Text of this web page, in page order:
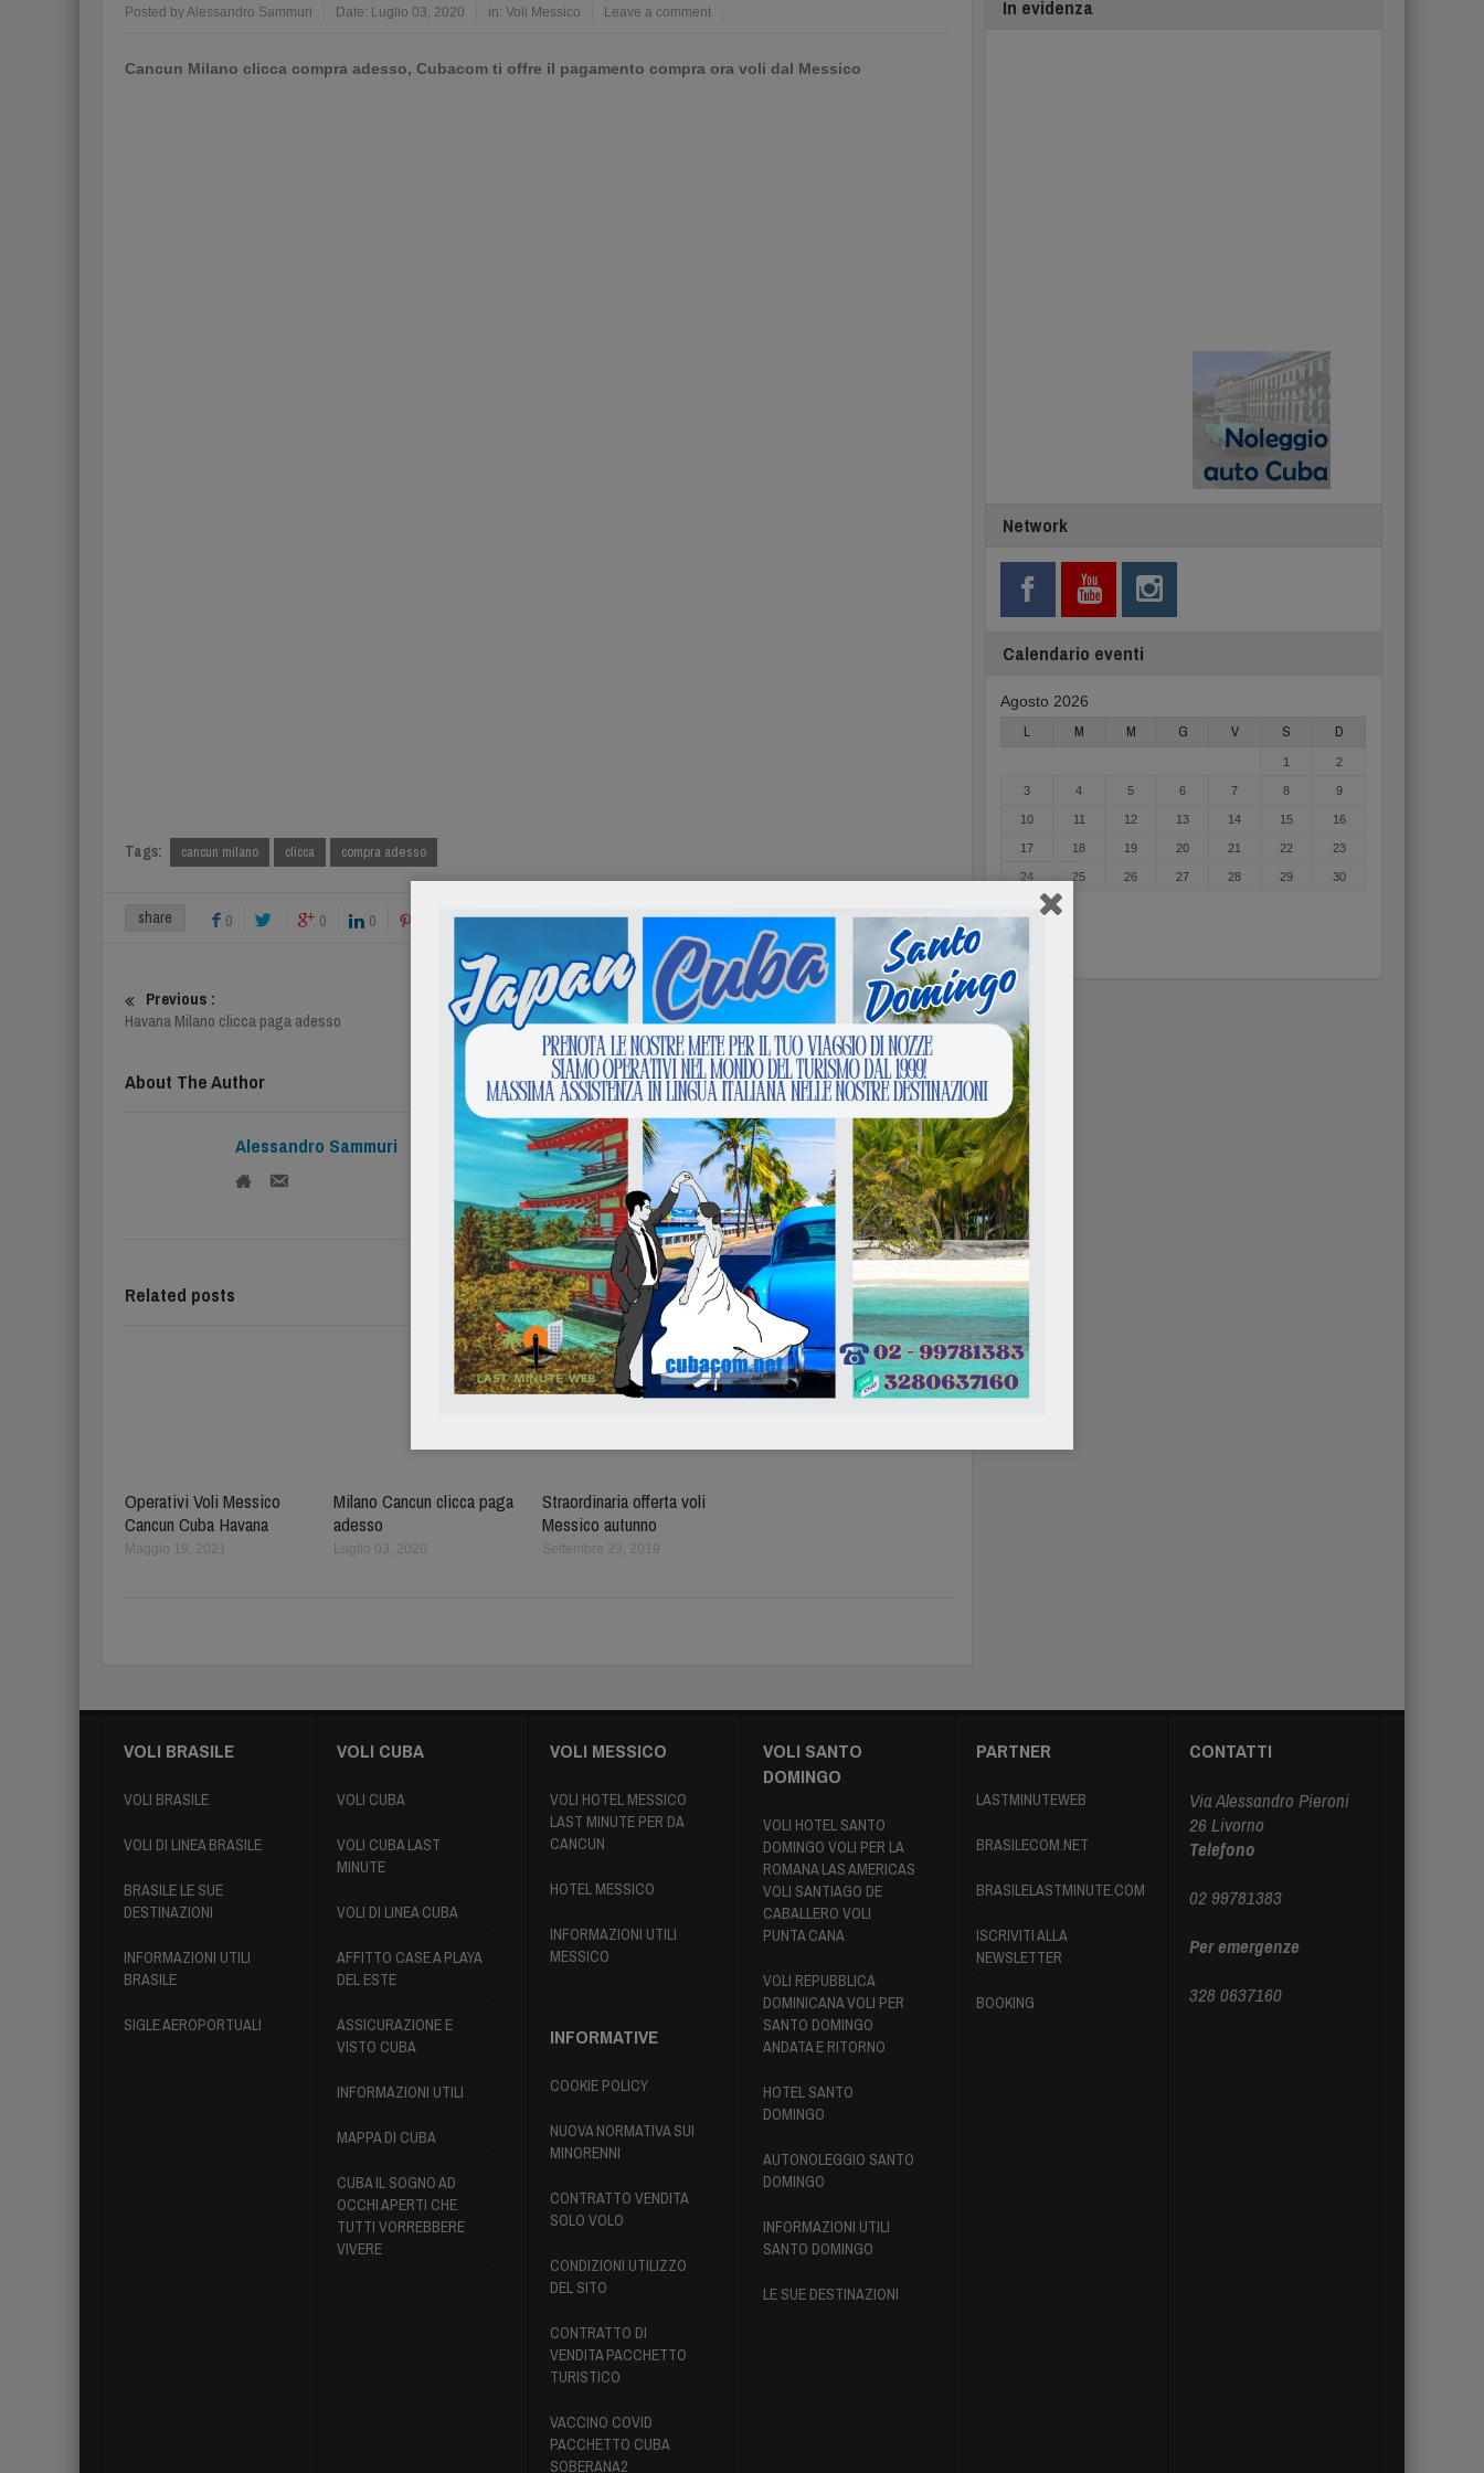
Posted byAlessandro Sammuri Date: Luglio 03, 2020 in: Voli Messico Leave a comment
Cancun Milano clicca compra adesso, Cubacom ti offre il pagamento compra ora voli dal Messico
Tags: cancun milano clicca compra adesso
share 0 0 0
Previous :
Havana Milano clicca paga adesso
Next :
La Romana Milano clicca paga adesso
About The Author
Alessandro Sammuri
Related posts
Operativi Voli Messico
Cancun Cuba Havana
Maggio 19, 2021
Milano Cancun clicca paga
adesso
Luglio 03, 2020
Straordinaria offerta voli
Messico autunno
Settembre 23, 2019
In evidenza
Network
Calendario eventi
Agosto 2026
L M M G V S D
1 2
3 4 5 6 7 8 9
10 11 12 13 14 15 16
17 18 19 20 21 22 23
24 25 26 27 28 29 30
« Mag
VOLI BRASILE
VOLI BRASILE
VOLI DI LINEA BRASILE
BRASILE LE SUE
DESTINAZIONI
INFORMAZIONI UTILI
BRASILE
SIGLE AEROPORTUALI
VOLI CUBA
VOLI CUBA
VOLI CUBA LAST
MINUTE
VOLI DI LINEA CUBA
AFFITTO CASE A PLAYA
DEL ESTE
ASSICURAZIONE E
VISTO CUBA
INFORMAZIONI UTILI
MAPPA DI CUBA
CUBA IL SOGNO AD
OCCHI APERTI CHE
TUTTI VORREBBERE
VIVERE
VOLI MESSICO
VOLI HOTEL MESSICO
LAST MINUTE PER DA
CANCUN
HOTEL MESSICO
INFORMAZIONI UTILI
MESSICO
INFORMATIVE
COOKIE POLICY
NUOVA NORMATIVA SUI
MINORENNI
CONTRATTO VENDITA
SOLO VOLO
CONDIZIONI UTILIZZO
DEL SITO
CONTRATTO DI
VENDITA PACCHETTO
TURISTICO
VACCINO COVID
PACCHETTO CUBA
SOBERANA2
VOLI SANTO
DOMINGO
VOLI HOTEL SANTO
DOMINGO VOLI PER LA
ROMANA LAS AMERICAS
VOLI SANTIAGO DE
CABALLERO VOLI
PUNTA CANA
VOLI REPUBBLICA
DOMINICANA VOLI PER
SANTO DOMINGO
ANDATA E RITORNO
HOTEL SANTO
DOMINGO
AUTONOLEGGIO SANTO
DOMINGO
INFORMAZIONI UTILI
SANTO DOMINGO
LE SUE DESTINAZIONI
PARTNER
LASTMINUTEWEB
BRASILECOM.NET
BRASILELASTMINUTE.COM
ISCRIVITI ALLA
NEWSLETTER
BOOKING
CONTATTI
Via Alessandro Pieroni
26 Livorno
Telefono
02 99781383
Per emergenze
328 0637160